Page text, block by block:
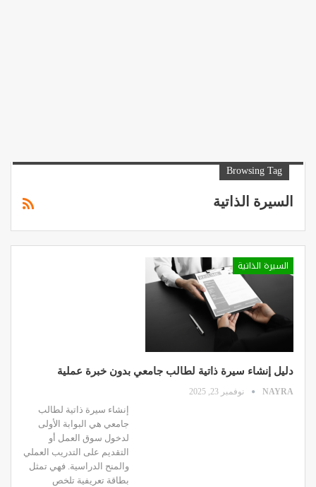
Browsing Tag
السيرة الذاتية
السيرة الذاتية
دليل إنشاء سيرة ذاتية لطالب جامعي بدون خبرة عملية
NAYRA نوفمبر 23, 2025
إنشاء سيرة ذاتية لطالب
جامعي هي البوابة الأولى
لدخول سوق العمل أو
التقديم على التدريب العملي
والمنح الدراسية. فهي تمثل
بطاقة تعريفية تلخص